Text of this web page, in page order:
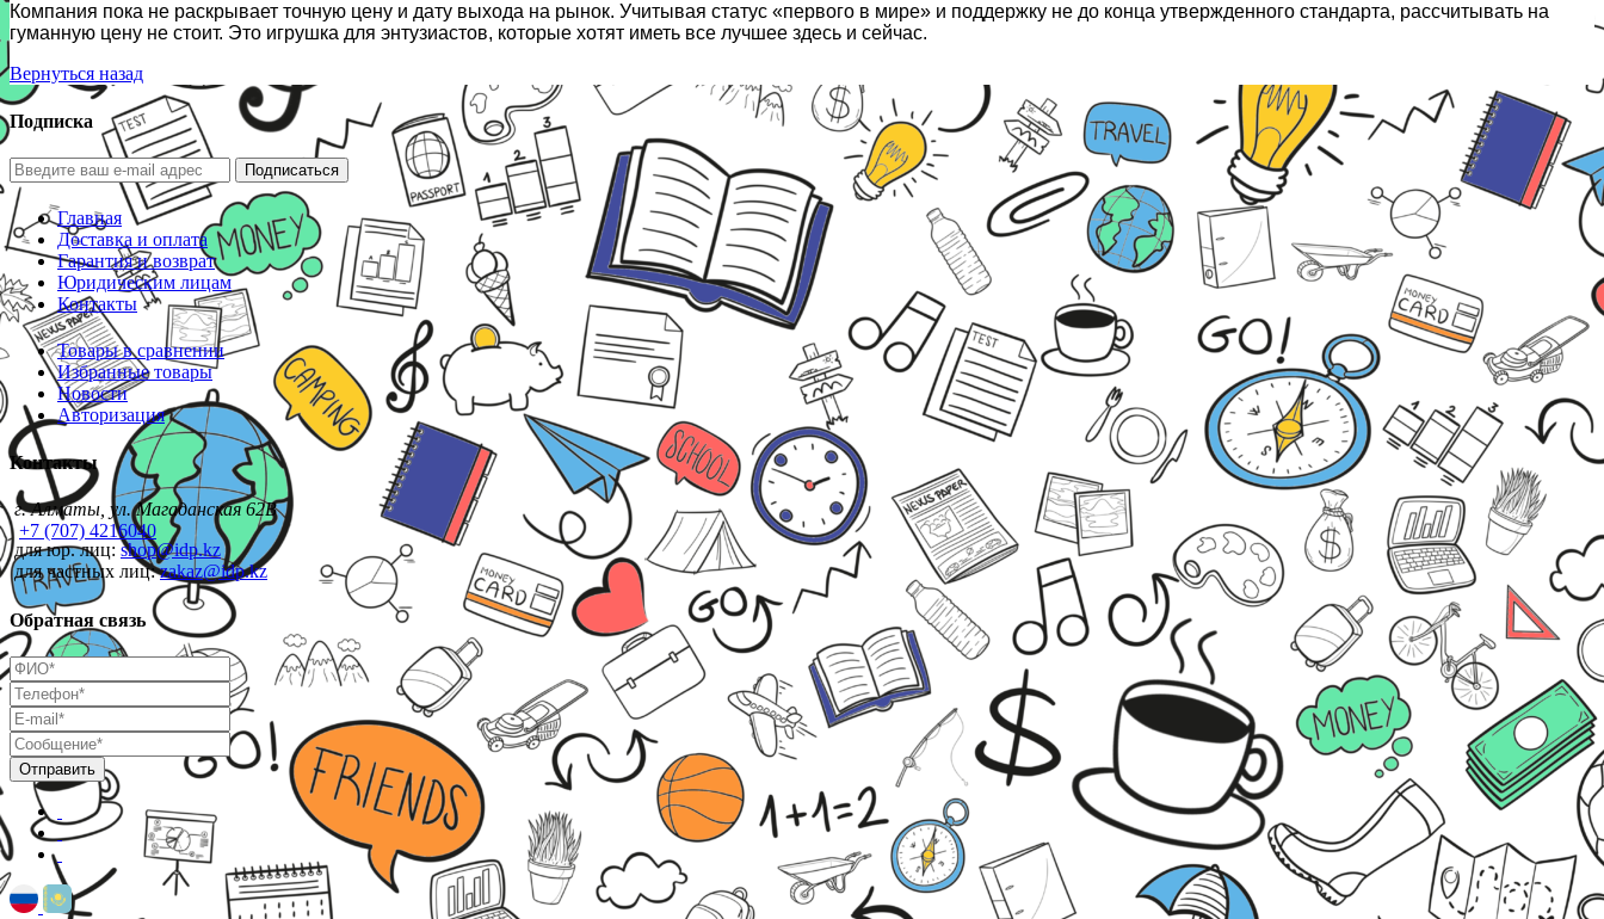
Компания пока не раскрывает точную цену и дату выхода на рынок. Учитывая статус «первого в мире» и поддержку не до конца утвержденного стандарта, рассчитывать на
гуманную цену не стоит. Это игрушка для энтузиастов, которые хотят иметь все лучшее здесь и сейчас.
Вернуться назад
Подписка
Подписаться
Главная
Доставка и оплата
Гарантия и возврат
Юридическим лицам
Контакты
Товары в сравнении
Избранные товары
Новости
Авторизация
Контакты
г. Алматы, ул. Магаданская 62В
+7 (707) 4216040
для юр. лиц: shop@idp.kz
для частных лиц:zakaz@idp.kz
Обратная связь